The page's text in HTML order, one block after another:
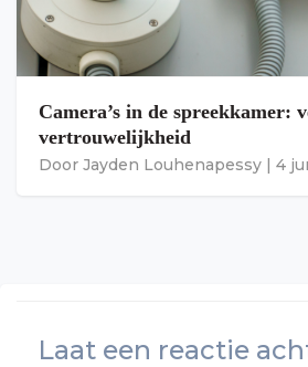
Camera’s in de spreekkamer:
vertrouwelijkheid
Door Jayden Louhenapessy | 4
Laat een reactie